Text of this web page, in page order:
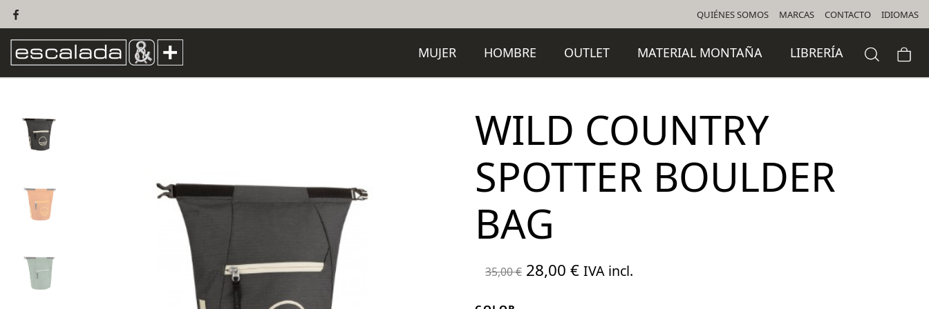
QUIÉNES SOMOS MARCAS CONTACTO IDIOMAS
MUJER HOMBRE OUTLET MATERIAL MONTAÑA LIBRERÍA
WILD COUNTRY
SPOTTER BOULDER
BAG
35,00€ El
28,00 €El
IVA incl.